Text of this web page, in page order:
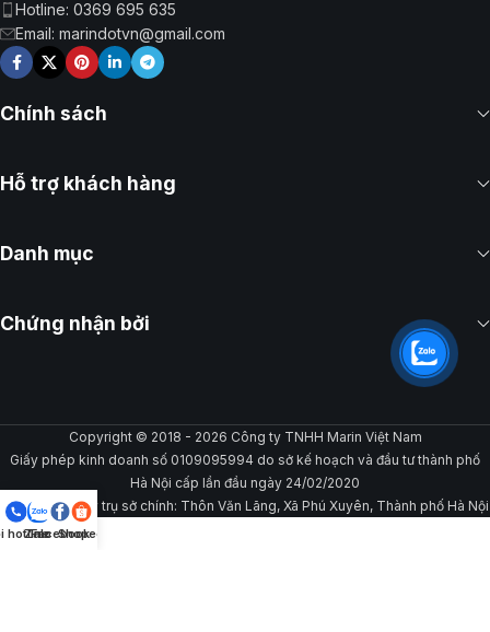
Hotline: 0369 695 635
Email: marindotvn@gmail.com
Chính sách
Hỗ trợ khách hàng
Danh mục
Chứng nhận bởi
Copyright © 2018 - 2026 Công ty TNHH Marin Việt Nam
Giấy phép kinh doanh số 0109095994 do sở kế hoạch và đầu tư thành phố
Hà Nội cấp lần đầu ngày 24/02/2020
Địa chỉ đăng ký trụ sở chính: Thôn Văn Lãng, Xã Phú Xuyên, Thành phố Hà Nội
hotline
Zalo
Facebook
Shopee